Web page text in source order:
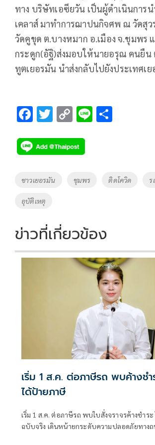
ทาง บริษัทเอซียวัน เป็นผู้ดำเนินการน
เคลาส์ มาทำการฌาปนกิจศพ ณ วัดสุ
วัดคูขุด ต.บางหมาก อ.เมือง จ.ชุมพร
กระดูก(อัฐิ)ส่งมอบให้นายอรุณ คนยืน
ทูตเยอรมัน นำส่งกลับไปยังประเทศเ
F
e
b
o
o
k
T
tt
er
C
p
y
Li
Li
Tags
ชาวเยอรมัน ชุมพร ติดโควิด ร
อุบัติเหตุ
ข่าวที่เกี่ยวข้อง
เริ่ม 1 ส.ค. ต่อภาษีรถ พบค้างชำ
ได้ป้ายภาษี
เริ่ม 1 ส.ค. ต่อภาษีรถ พบใบสั่งจราจรค้างชำร
ฉบับจริง เดินหน้ายกระดับความปลอดภัยทาง